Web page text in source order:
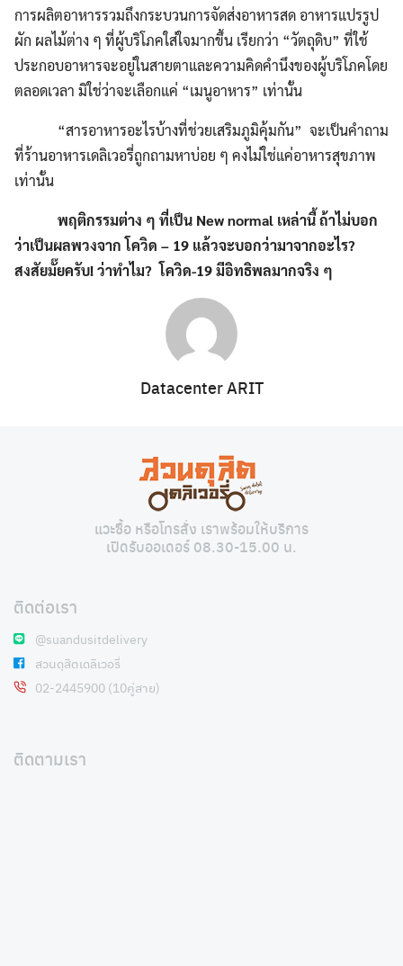
การผลิตอาหารรวมถึงกระบวนการจัดส่งอาหารสด อาหารแปรรูป
ผัก ผลไม้ต่าง ๆ ที่ผู้บริโภคใส่ใจมากขึ้น เรียกว่า “วัตถุดิบ” ที่ใช้
ประกอบอาหารจะอยู่ในสายตาและความคิดคำนึงของผู้บริโภคโดย
ตลอดเวลา มิใช่ว่าจะเลือกแค่ “เมนูอาหาร” เท่านั้น
“สารอาหารอะไรบ้างที่ช่วยเสริมภูมิคุ้มกัน” จะเป็นคำถาม
ที่ร้านอาหารเดลิเวอรี่ถูกถามหาบ่อย ๆ คงไม่ใช่แค่อาหารสุขภาพ
เท่านั้น
พฤติกรรมต่าง ๆ ที่เป็น New normal เหล่านี้ ถ้าไม่บอก
ว่าเป็นผลพวงจาก โควิด – 19 แล้วจะบอกว่ามาจากอะไร?
สงสัยมั๊ยครับ! ว่าทำไม? โควิด-19 มีอิทธิพลมากจริง ๆ
Datacenter ARIT
แวะซื้อ หรือโทรสั่ง เราพร้อมให้บริการ
เปิดรับออเดอร์ 08.30-15.00 น.
ติดต่อเรา
@suandusitdelivery
สวนดุสิตเดลิเวอรี่
02-2445900 (10คู่สาย)
ติดตามเรา